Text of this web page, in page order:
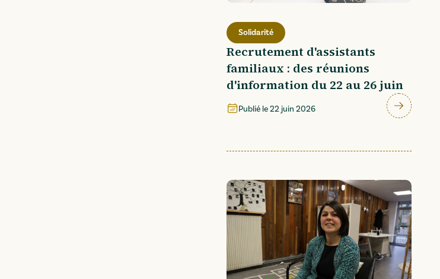
Solidarité
Recrutement d'assistants
familiaux : des réunions
d'information du 22 au 26 juin
Publié le22 juin 2026